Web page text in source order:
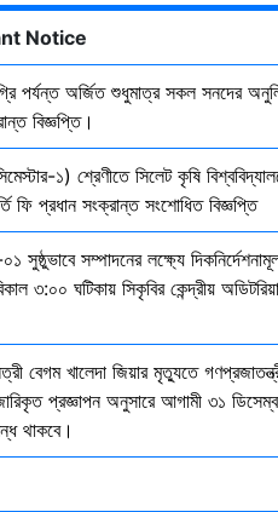
Notice
পর্যন্ত অর্জিত শুধুমাত্র সকল সনদের
বিজ্ঞপ্তি।
১) শ্রেণীতে সিলেট কৃষি
ফি প্রধান সংক্রান্ত সংশোধিত বিজ্ঞপ্তি
সুষ্ঠুভাবে সম্পাদনের লক্ষ্যে
৩:০০ ঘটিকায় সিকৃবির কেন্দ্রীয়
বেগম খালেদা জিয়ার মৃত্যুতে
প্রজ্ঞাপন অনুসারে আগামী ৩১
থাকবে।